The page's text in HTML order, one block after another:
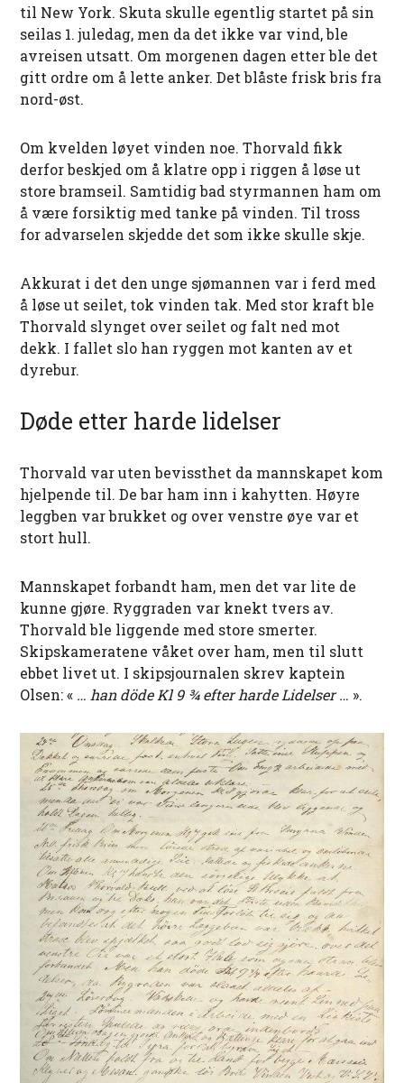
til New York. Skuta skulle egentlig startet på sin
seilas 1. juledag, men da det ikke var vind, ble
avreisen utsatt. Om morgenen dagen etter ble det
gitt ordre om å lette anker. Det blåste frisk bris fra
nord-øst.
Om kvelden løyet vinden noe. Thorvald fikk
derfor beskjed om å klatre opp i riggen å løse ut
store bramseil. Samtidig bad styrmannen ham om
å være forsiktig med tanke på vinden. Til tross
for advarselen skjedde det som ikke skulle skje.
Akkurat i det den unge sjømannen var i ferd med
å løse ut seilet, tok vinden tak. Med stor kraft ble
Thorvald slynget over seilet og falt ned mot
dekk. I fallet slo han ryggen mot kanten av et
dyrebur.
Døde etter harde lidelser
Thorvald var uten bevissthet da mannskapet kom
hjelpende til. De bar ham inn i kahytten. Høyre
leggben var brukket og over venstre øye var et
stort hull.
Mannskapet forbandt ham, men det var lite de
kunne gjøre. Ryggraden var knekt tvers av.
Thorvald ble liggende med store smerter.
Skipskameratene våket over ham, men til slutt
ebbet livet ut. I skipsjournalen skrev kaptein
Olsen: « … han döde Kl 9 ¾ efter harde Lidelser … ».